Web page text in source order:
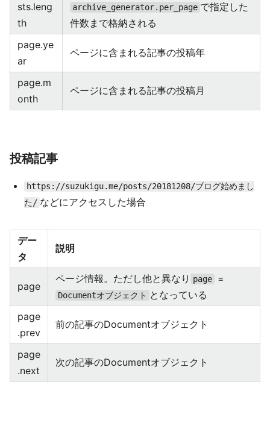
sts.leng
th
archive_generator.per_page で指定した
件数まで格納される
page.ye
ar
ページに含まれる記事の投稿年
page.m
onth
ページに含まれる記事の投稿月
投稿記事
https://suzukigu.me/posts/20181208/ブログ始めまし
た/ などにアクセスした場合
デー
タ
説明
page
ページ情報。ただし他と異なり page =
Documentオブジェクト となっている
page
.prev
前の記事のDocumentオブジェクト
page
.next
次の記事のDocumentオブジェクト